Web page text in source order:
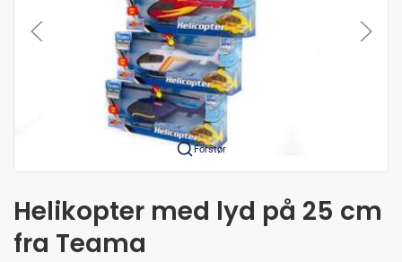
Forstør
Helikopter med lyd på 25 cm
fra Teama